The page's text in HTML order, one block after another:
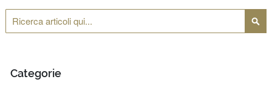
Cerca
Cerca
Categorie